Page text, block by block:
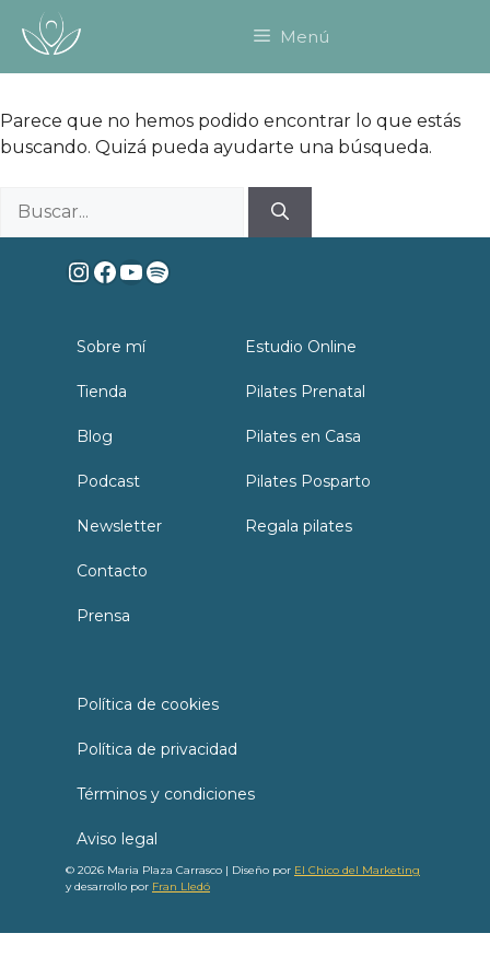
Saltar
Menú
Parece que no hemos podido encontrar lo que estás
buscando. Quizá pueda ayudarte una búsqueda.
Instagram
Facebook
YouTube
Spotify
Sobre mí
Tienda
Blog
Podcast
Newsletter
Contacto
Prensa
Estudio Online
Pilates Prenatal
Pilates en Casa
Pilates Posparto
Regala pilates
Política de cookies
Política de privacidad
Términos y condiciones
Aviso legal
© 2026 Maria Plaza Carrasco | Diseño por El Chico del Marketing
y desarrollo por Fran Lledó